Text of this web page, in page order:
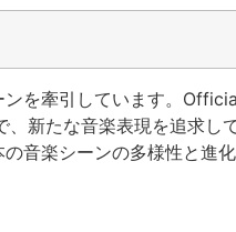
を牽引しています。
新たな音楽表現を追求
音楽シーンの多様性と進化